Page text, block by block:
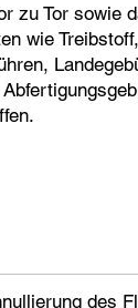
zu Tor sowie
wie Treibstoff,
des